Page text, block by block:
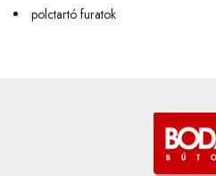
polctartó furatok